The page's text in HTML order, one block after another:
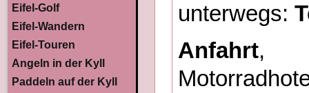
Eifel-Golf
Eifel-Wandern
Eifel-Touren
Angeln in der Kyll
Paddeln auf der Kyll
unterwegs:
Anfahrt,